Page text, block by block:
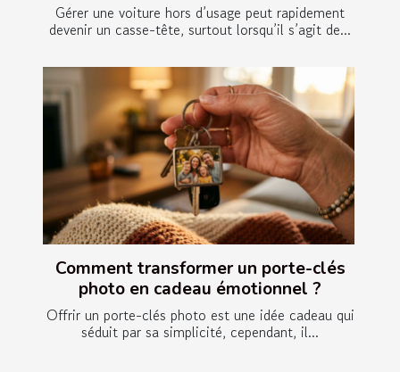
Gérer une voiture hors d’usage peut rapidement
devenir un casse-tête, surtout lorsqu’il s’agit de...
Comment transformer un porte-clés
photo en cadeau émotionnel ?
Offrir un porte-clés photo est une idée cadeau qui
séduit par sa simplicité, cependant, il...